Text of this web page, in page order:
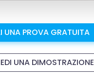
UNA PROVA GRATUITA
UNA DIMOSTRAZIONE